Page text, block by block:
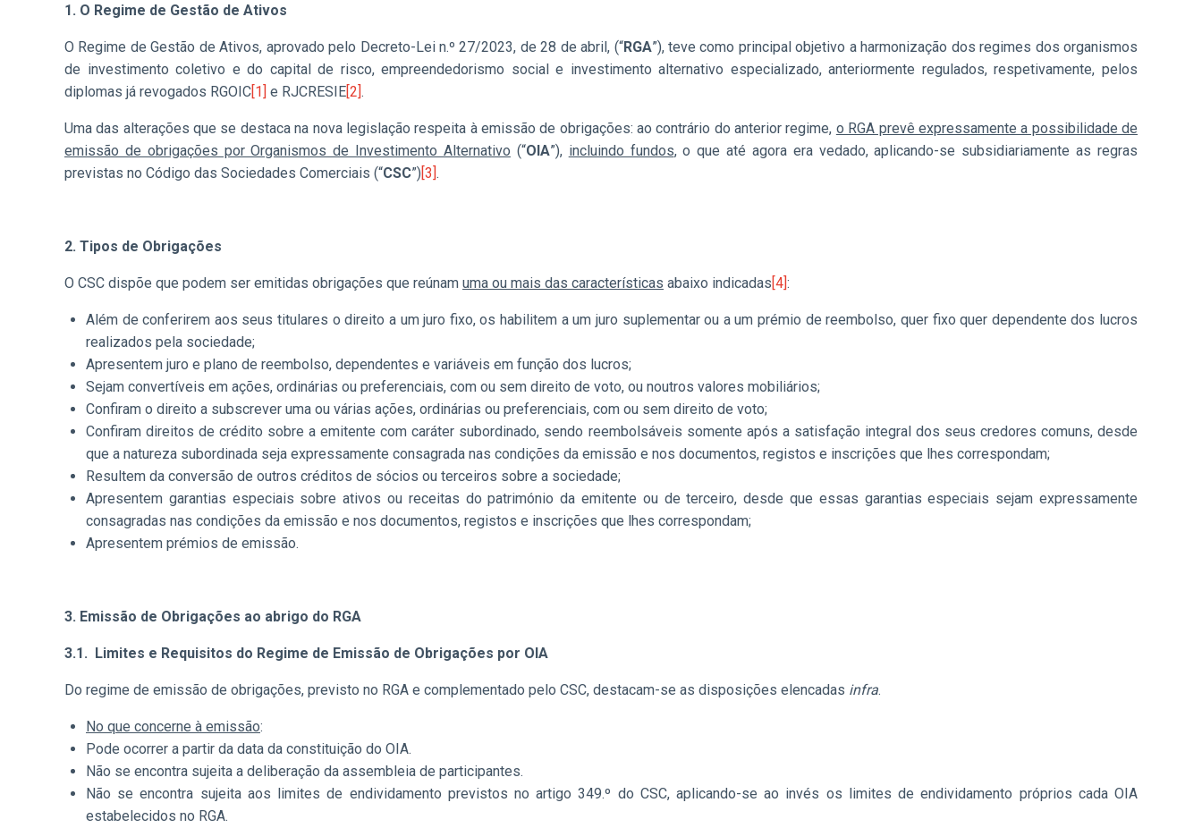
1. O Regime de Gestão de Ativos
O Regime de Gestão de Ativos, aprovado pelo Decreto-Lei n.º 27/2023, de 28 de abril, (“RGA”), teve como principal objetivo a harmonização dos regimes dos organismos
de investimento coletivo e do capital de risco, empreendedorismo social e investimento alternativo especializado, anteriormente regulados, respetivamente, pelos
diplomas já revogados RGOIC[1] e RJCRESIE[2].
Uma das alterações que se destaca na nova legislação respeita à emissão de obrigações: ao contrário do anterior regime, o RGA prevê expressamente a possibilidade de
emissão de obrigações por Organismos de Investimento Alternativo (“OIA”), incluindo fundos, o que até agora era vedado, aplicando-se subsidiariamente as regras
previstas no Código das Sociedades Comerciais (“CSC”)[3].
2. Tipos de Obrigações
O CSC dispõe que podem ser emitidas obrigações que reúnam uma ou mais das características abaixo indicadas[4]:
Além de conferirem aos seus titulares o direito a um juro fixo, os habilitem a um juro suplementar ou a um prémio de reembolso, quer fixo quer dependente dos lucros
realizados pela sociedade;
Apresentem juro e plano de reembolso, dependentes e variáveis em função dos lucros;
Sejam convertíveis em ações, ordinárias ou preferenciais, com ou sem direito de voto, ou noutros valores mobiliários;
Confiram o direito a subscrever uma ou várias ações, ordinárias ou preferenciais, com ou sem direito de voto;
Confiram direitos de crédito sobre a emitente com caráter subordinado, sendo reembolsáveis somente após a satisfação integral dos seus credores comuns, desde
que a natureza subordinada seja expressamente consagrada nas condições da emissão e nos documentos, registos e inscrições que lhes correspondam;
Resultem da conversão de outros créditos de sócios ou terceiros sobre a sociedade;
Apresentem garantias especiais sobre ativos ou receitas do património da emitente ou de terceiro, desde que essas garantias especiais sejam expressamente
consagradas nas condições da emissão e nos documentos, registos e inscrições que lhes correspondam;
Apresentem prémios de emissão.
3. Emissão de Obrigações ao abrigo do RGA
3.1. Limites e Requisitos do Regime de Emissão de Obrigações por OIA
Do regime de emissão de obrigações, previsto no RGA e complementado pelo CSC, destacam-se as disposições elencadas infra.
No que concerne à emissão:
Pode ocorrer a partir da data da constituição do OIA.
Não se encontra sujeita a deliberação da assembleia de participantes.
Não se encontra sujeita aos limites de endividamento previstos no artigo 349.º do CSC, aplicando-se ao invés os limites de endividamento próprios cada OIA
estabelecidos no RGA.